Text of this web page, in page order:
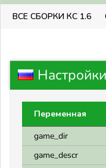
ВСЕ СБОРКИ КС 1.6
Переменная
game_dir
game_descr